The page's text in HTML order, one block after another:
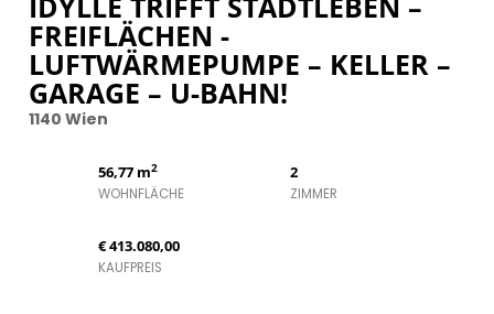
FREIFLÄCHEN -
LUFTWÄRMEPUMPE – KELLER –
GARAGE – U-BAHN!
1140 Wien
56,77 m2
WOHNFLÄCHE
2
ZIMMER
€ 413.080,00
KAUFPREIS